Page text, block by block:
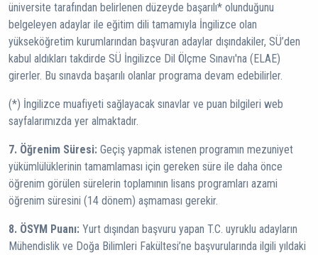
üniversite tarafından belirlenen düzeyde başarılı* olunduğunu
belgeleyen adaylar ile eğitim dili tamamıyla İngilizce olan
yükseköğretim kurumlarından başvuran adaylar dışındakiler, SÜ’den
kabul aldıkları takdirde SÜ İngilizce Dil Ölçme Sınavı'na (ELAE)
girerler. Bu sınavda başarılı olanlar programa devam edebilirler.
(*) İngilizce muafiyeti sağlayacak sınavlar ve puan bilgileri web
sayfalarımızda yer almaktadır.
7. Öğrenim Süresi: Geçiş yapmak istenen programın mezuniyet
yükümlülüklerinin tamamlaması için gereken süre ile daha önce
öğrenim görülen sürelerin toplamının lisans programları azami
öğrenim süresini (14 dönem) aşmaması gerekir.
8. ÖSYM Puanı: Yurt dışından başvuru yapan T.C. uyruklu adayların
Mühendislik ve Doğa Bilimleri Fakültesi’ne başvurularında ilgili yıldaki